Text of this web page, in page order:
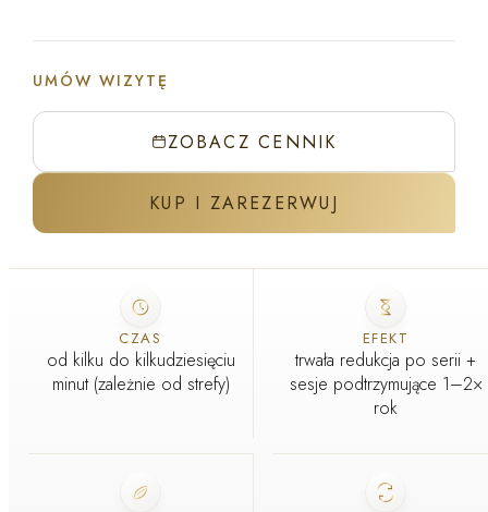
ZABIEG W GABINECIE J'ADORE
Okulary ochronne zakłada i klientka, i osoba prowadząca zabieg
GABINET ZABIEGOWY · WARSZAWA I KRAKÓW
UMÓW WIZYTĘ
ZOBACZ CENNIK
KUP I ZAREZERWUJ
CZAS
od kilku do kilkudziesięciu
minut (zależnie od strefy)
EFEKT
trwała redukcja po serii +
sesje podtrzymujące 1–2×
rok